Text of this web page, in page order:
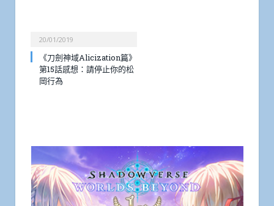
20/01/2019
《刀劍神域Alicization篇》
第15話感想：請停止你的松
岡行為